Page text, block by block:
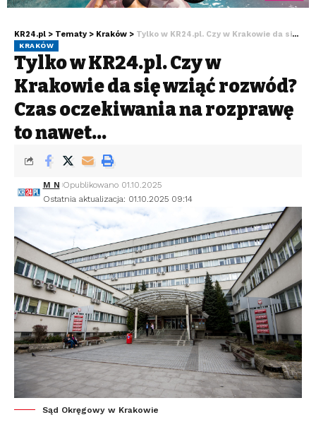
KR24.pl > Tematy > Kraków > Tylko w KR24.pl. Czy w Krakowie da się wziąć rozwód? Czas oczekiwania na rozprawę to nawet…
KRAKÓW
Tylko w KR24.pl. Czy w
Krakowie da się wziąć rozwód?
Czas oczekiwania na rozprawę
to nawet…
Ostatnia aktualizacja: 01.10.2025 09:14
M N Opublikowano 01.10.2025
Sąd Okręgowy w Krakowie